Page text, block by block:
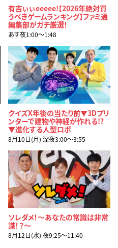
有吉ぃぃeeeee!【2026年絶対買
うべきゲームランキング】ファミ通
編集部がガチ厳選！
あす夜1:00〜1:48
クイズX年後の当たり前▼3Dプリ
ンターで建物や神経が作れる!?
▼進化する人型ロボ
8月10日(月) 深夜3:00〜3:55
ソレダメ！～あなたの常識は非常
識！？～
8月12日(水) 夜9:25〜11:40